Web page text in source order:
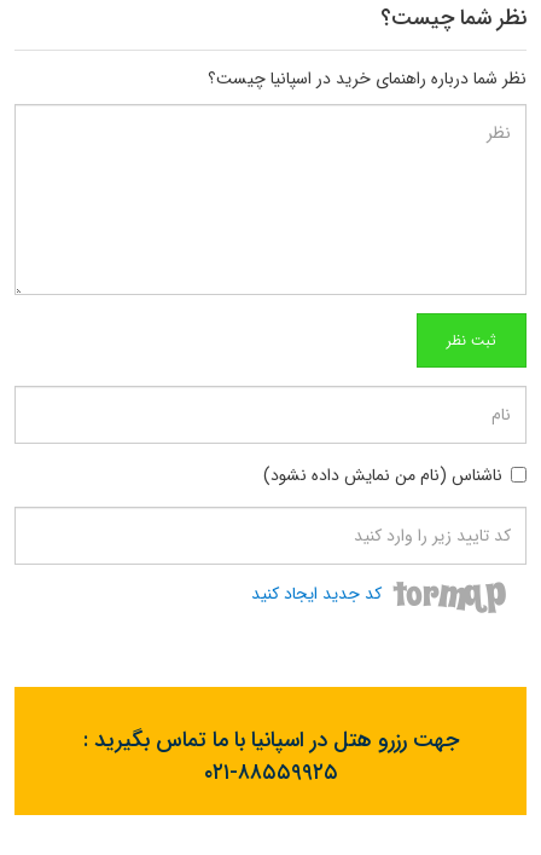
نظر شما چیست؟
نظر شما درباره راهنمای خرید در اسپانیا چیست؟
ناشناس (نام من نمایش داده نشود)
کد جدید ایجاد کنید
جهت رزرو هتل در اسپانیا با ما تماس بگیرید :
۰۲۱-۸۸۵۵۹۹۲۵